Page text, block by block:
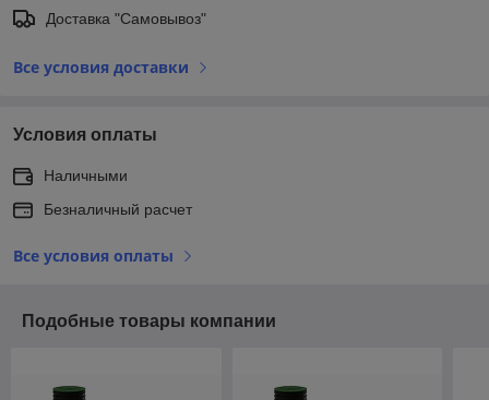
Доставка "Самовывоз"
Все условия доставки
Условия оплаты
Наличными
Безналичный расчет
Все условия оплаты
Подобные товары компании